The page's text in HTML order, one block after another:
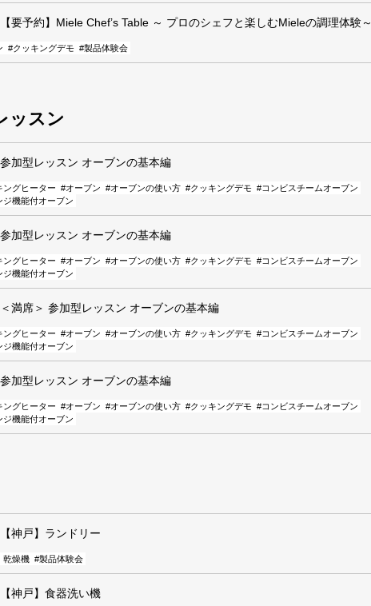
【要予約】Miele Chef’s Table ～ プロのシェフと楽しむMieleの調理体験～
#クッキングデモ #製品体験会
ッスン
参加型レッスン オーブンの基本編
ングヒーター #オーブン #オーブンの使い方 #クッキングデモ #コンビスチームオーブン
ジ機能付オーブン
参加型レッスン オーブンの基本編
ングヒーター #オーブン #オーブンの使い方 #クッキングデモ #コンビスチームオーブン
ジ機能付オーブン
＜満席＞ 参加型レッスン オーブンの基本編
ングヒーター #オーブン #オーブンの使い方 #クッキングデモ #コンビスチームオーブン
ジ機能付オーブン
参加型レッスン オーブンの基本編
ングヒーター #オーブン #オーブンの使い方 #クッキングデモ #コンビスチームオーブン
ジ機能付オーブン
【神戸】ランドリー
乾燥機 #製品体験会
【神戸】食器洗い機